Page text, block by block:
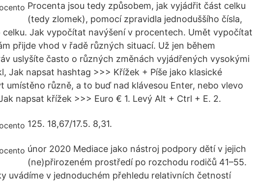
Procenta jsou tedy způsobem, jak vyjádřit část celku
(tedy zlomek), pomocí zpravidla jednoduššího čísla,
Jak vypočítat navýšení v procentech. Umět vypočítat
přijde vhod v řadě různých situací. Už jen během
uslyšíte často o různých změnách vyjádřených vysokými
Jak napsat hashtag >>> Křížek + Píše jako klasické
umístěno různě, a to buď nad klávesou Enter, nebo vlevo
napsat křížek >>> Euro € 1. Levý Alt + Ctrl + E. 2.
125. 18,67/17.5. 8,31.
únor 2020 Mediace jako nástroj podpory dětí v jejich
(ne)přirozeném prostředí po rozchodu rodičů 41–55.
uvádíme v jednoduchém přehledu relativních četností